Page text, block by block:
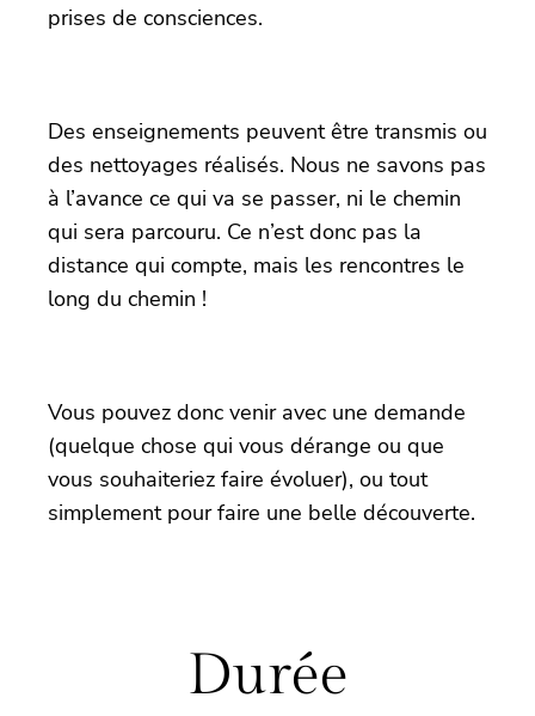
prises de consciences.
Des enseignements peuvent être transmis ou
des nettoyages réalisés. Nous ne savons pas
à l’avance ce qui va se passer, ni le chemin
qui sera parcouru. Ce n’est donc pas la
distance qui compte, mais les rencontres le
long du chemin !
Vous pouvez donc venir avec une demande
(quelque chose qui vous dérange ou que
vous souhaiteriez faire évoluer), ou tout
simplement pour faire une belle découverte.
Durée